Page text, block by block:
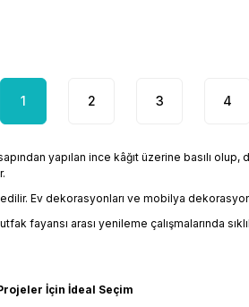
1 2 3 4
yapılan ince kâğıt üzerine basılı
Ev dekorasyonları ve mobilya
fayansı arası yenileme çalışmalarında
İçin İdeal Seçim